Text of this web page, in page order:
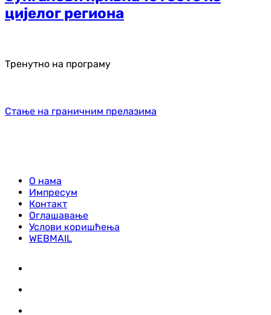
цијелог региона
Тренутно на програму
Стање на граничним прелазима
О нама
Импресум
Контакт
Оглашавање
Услови коришћења
WEBMAIL